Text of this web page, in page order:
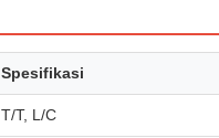
Spesifikasi
T/T, L/C